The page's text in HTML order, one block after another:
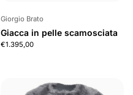
Giorgio Brato
Giacca in pelle scamosciata
€1.395,00